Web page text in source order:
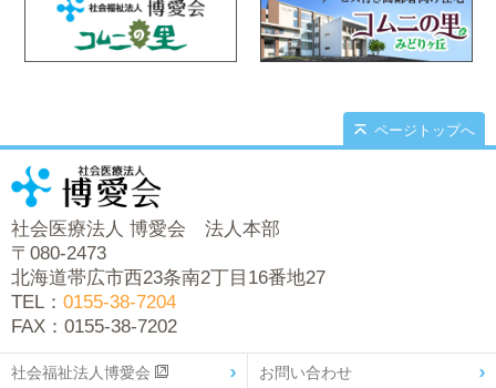
ページトップへ
社会医療法人 博愛会 法人本部
〒080-2473
北海道帯広市西23条南2丁目16番地27
TEL： 0155-38-7204
FAX：0155-38-7202
社会福祉法人博愛会 お問い合わせ